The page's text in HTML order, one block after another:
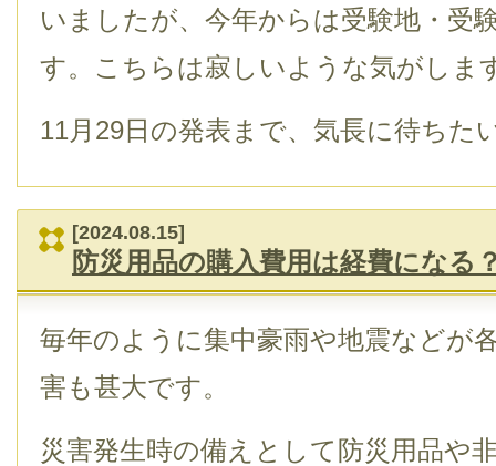
いましたが、今年からは受験地・受
す。こちらは寂しいような気がしま
11月29日の発表まで、気長に待ちた
[2024.08.15]
防災用品の購入費用は経費になる
毎年のように集中豪雨や地震などが
害も甚大です。
災害発生時の備えとして防災用品や